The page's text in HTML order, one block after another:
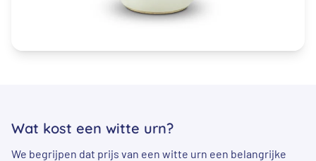
Wat kost een witte urn?
We begrijpen dat prijs van een witte urn een belangrijke